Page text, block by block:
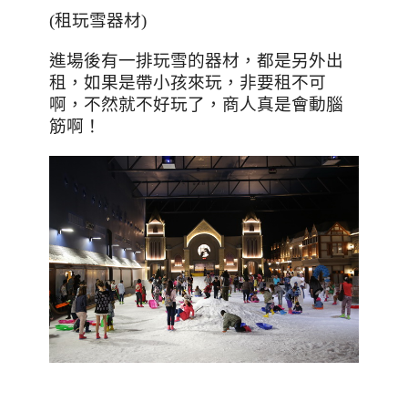
(租玩雪器材)
進場後有一排玩雪的器材，都是另外出
租，如果是帶小孩來玩，非要租不可
啊，不然就不好玩了，商人真是會動腦
筋啊！